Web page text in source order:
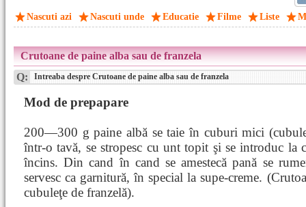
Nascuti azi Nascuti unde Educatie Filme Liste
Crutoane de paine alba sau de franzela
Q: Intreaba despre Crutoane de paine alba sau de franzela
Mod de prepapare
200—300 g paine albă se taie în cuburi mici
într-o tavă, se stropesc cu unt topit şi se introduc la
încins. Din cand în cand se amestecă pană se
servesc ca garnitură, în special la supe-creme.
cubuleţe de franzelă).